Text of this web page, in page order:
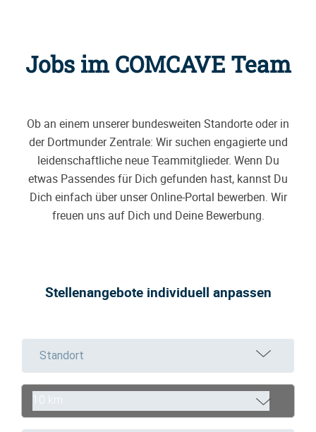
Jobs im COMCAVE Team
Ob an einem unserer bundesweiten Standorte oder in
der Dortmunder Zentrale: Wir suchen engagierte und
leidenschaftliche neue Teammitglieder. Wenn Du
etwas Passendes für Dich gefunden hast, kannst Du
Dich einfach über unser Online-Portal bewerben. Wir
freuen uns auf Dich und Deine Bewerbung.
Stellenangebote individuell anpassen
Standort
10 km